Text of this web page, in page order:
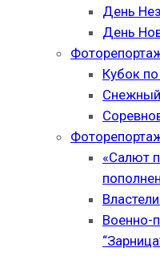
День
День
Кубок
Снежный
«Салют
Военно-